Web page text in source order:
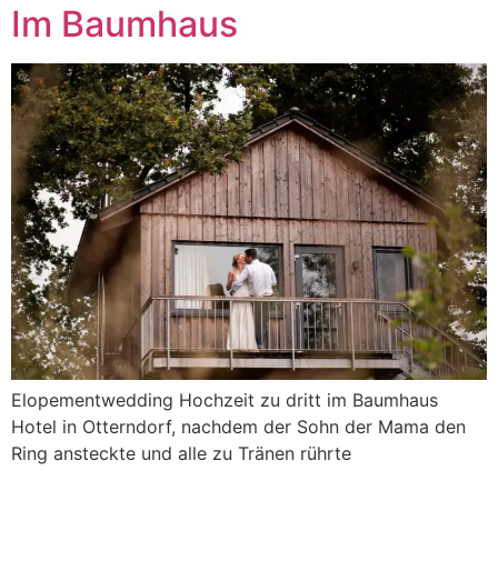
Im Baumhaus
Elopementwedding Hochzeit zu dritt im Baumhaus
Hotel in Otterndorf, nachdem der Sohn der Mama den
Ring ansteckte und alle zu Tränen rührte